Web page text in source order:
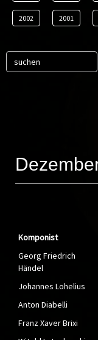
2002 2001
Komponist
Georg Friedrich
Händel
Johannes Lohelius
Anton Diabelli
Franz Xaver Brixi